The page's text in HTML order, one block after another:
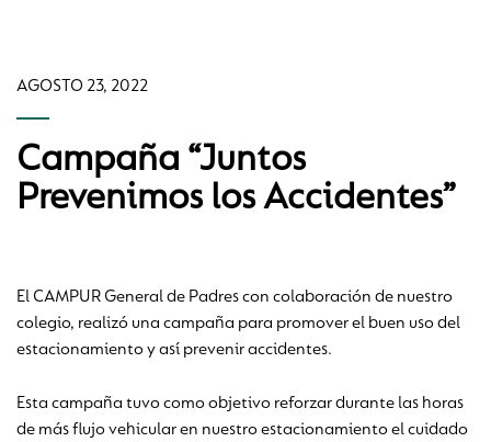
AGOSTO 23, 2022
Campaña “Juntos
Prevenimos los Accidentes”
El CAMPUR General de Padres con colaboración de nuestro
colegio, realizó una campaña para promover el buen uso del
estacionamiento y así prevenir accidentes.
Esta campaña tuvo como objetivo reforzar durante las horas
de más flujo vehicular en nuestro estacionamiento el cuidado